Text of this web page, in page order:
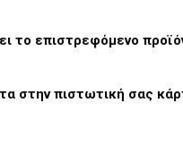
το επιστρεφόμενο
στην πιστωτική σας